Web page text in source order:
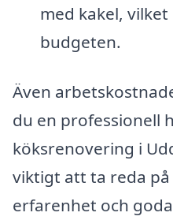
med kakel,
budgeten.
Även
du en professionell
köksrenovering i
viktigt att ta reda
erfarenhet och